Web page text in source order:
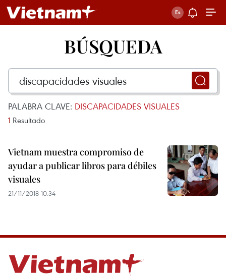
BÚSQUEDA
PALABRA CLAVE: DISCAPACIDADES VISUALES
1 Resultado
Vietnam muestra compromiso de
ayudar a publicar libros para débiles
visuales
21/11/2018 10:34